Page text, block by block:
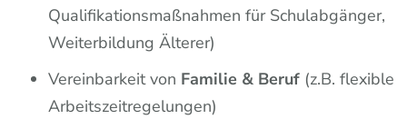
Qualifikationsmaßnahmen für Schulabgänger,
Weiterbildung Älterer)
Vereinbarkeit von Familie & Beruf (z.B. flexible
Arbeitszeitregelungen)